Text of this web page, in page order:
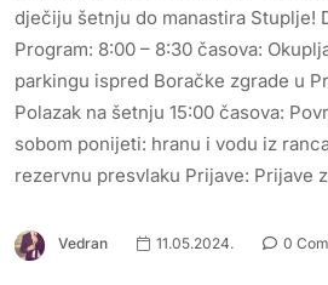
dječiju šetnju do manastira Stuplje!
Program: 8:00 – 8:30 časova:
parkingu ispred Boračke zgrade u
Polazak na šetnju 15:00 časova:
sobom ponijeti: hranu i vodu iz
rezervnu presvlaku Prijave: Prijave
Vedran 11.05.2024. 0